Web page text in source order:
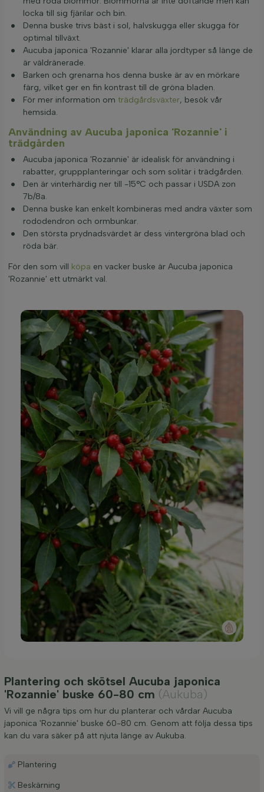
locka till sig fjärilar och bin.
Denna buske trivs bäst i sol, halvskugga eller skugga för
optimal tillväxt.
Aucuba japonica 'Rozannie' klarar alla jordtyper så länge de
är väldränerade.
Barken och grenarna hos denna buske är av en mörkare
färg, vilket ger en fin kontrast till de gröna bladen.
För mer information om trädgårdsväxter, besök vår
hemsida.
Användning av Aucuba japonica 'Rozannie' i
trädgården
Aucuba japonica 'Rozannie' är idealisk för användning i
rabatter, gruppplanteringar och som solitär i trädgården.
Den är vinterhärdig ner till -15°C och passar i USDA zon
7b/8a.
Denna buske kan enkelt kombineras med andra växter som
rododendron och ormbunkar.
Den största prydnadsvärdet är dess vintergröna blad och
röda bär.
För den som vill köpa en vacker buske är Aucuba japonica
'Rozannie' ett utmärkt val.
Plantering och skötsel Aucuba japonica
'Rozannie' buske 60-80 cm (Aukuba)
Vi vill ge några tips om hur du planterar och vårdar Aucuba
japonica 'Rozannie' buske 60-80 cm. Genom att följa dessa tips
kan du vara säker på att njuta länge av Aukuba.
Plantering
Beskärning